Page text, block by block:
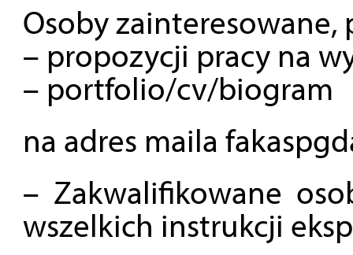
Osoby zainteresowane,
– propozycji pracy na
– portfolio/cv/biogram
na adres maila
– Zakwalifikowane
wszelkich instrukcji